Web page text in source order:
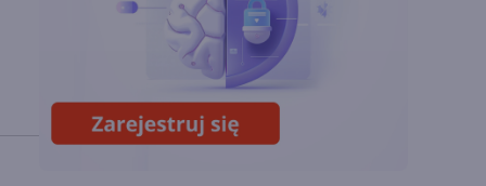
wyniki i
superaplikację
Sztuczna inteligencja
wspiera odkrycia
naukowe. OpenAI
startuje z nowym